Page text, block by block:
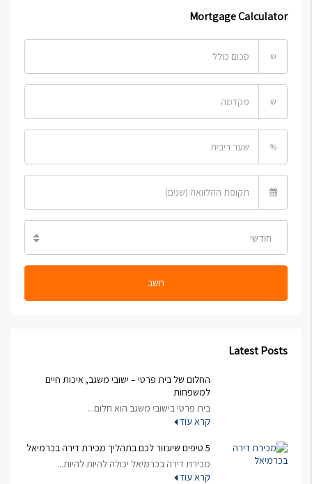
Mortgage Calculator
₪
₪
%
חודשי
חשב
Latest Posts
החלום של בית פרטי – ישובי משגב, איכות חיים
למשפחות
בית פרטי בישובי משגב הוא חלום...
קרא עוד
5 טיפים שיעזור לכם בתהליך מכירת דירה בכרמיאל
מכירת דירה בכרמיאל יכולה להיות להיות...
קרא עוד